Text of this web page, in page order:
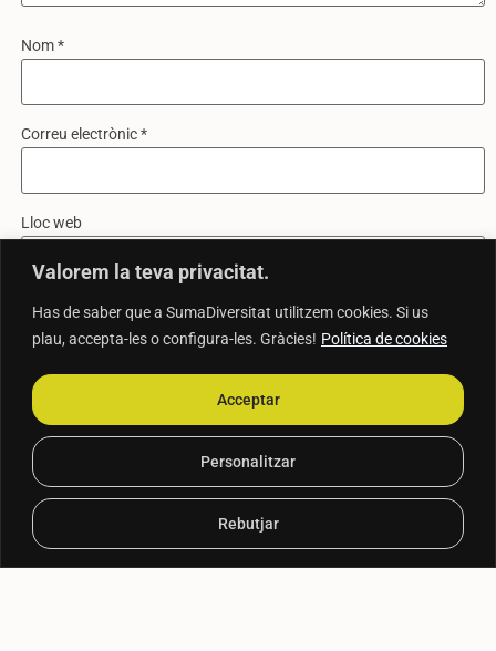
Valorem la teva privacitat.
Has de saber que a SumaDiversitat utilitzem cookies. Si us
plau, accepta-les o configura-les. Gràcies! Política de cookies
Personalitzar
Rebutjar
Acceptar
Nom*
Correu electrònic*
Lloc web
Desa el meu nom, correu electrònic i lloc web en aquest navegador
per a la pròxima vegada que comenti.
www.sumadiversitat.com
sumadiversitat@sumadiversitat.com